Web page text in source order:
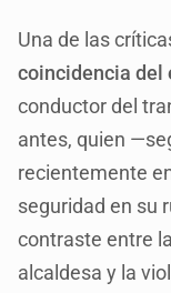
Una de las
coincidencia del
conductor del
antes, quien
recientemente
seguridad en su
contraste entre
alcaldesa y la